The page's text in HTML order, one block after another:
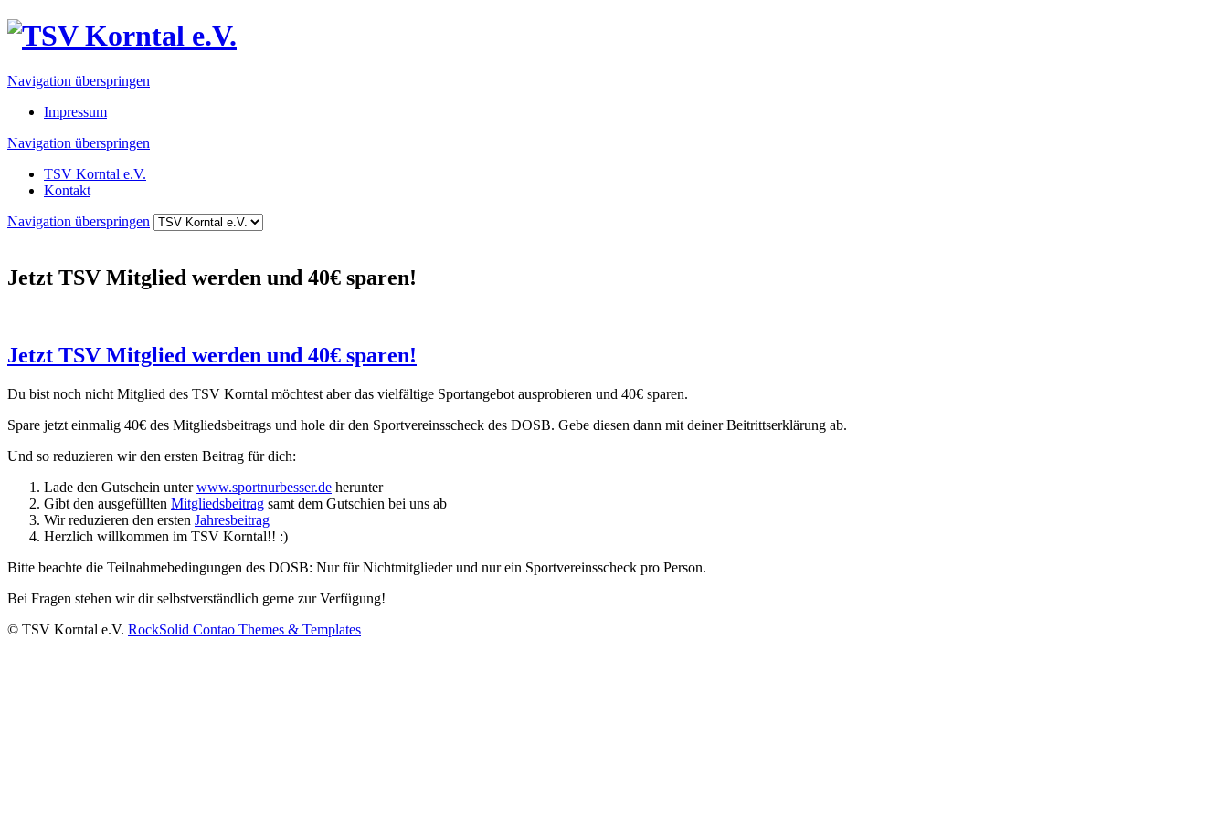
Navigation überspringen
Impressum
Navigation überspringen
TSV Korntal e.V.
Kontakt
Navigation überspringen
Jetzt TSV Mitglied werden und 40€ sparen!
Jetzt TSV Mitglied werden und 40€ sparen!
Du bist noch nicht Mitglied des TSV Korntal möchtest aber das vielfältige Sportangebot ausprobieren und 40€ sparen.
Spare jetzt einmalig 40€ des Mitgliedsbeitrags und hole dir den Sportvereinsscheck des DOSB. Gebe diesen dann mit deiner Beitrittserklärung ab.
Und so reduzieren wir den ersten Beitrag für dich:
Lade den Gutschein unterwww.sportnurbesser.de herunter
Gibt den ausgefüllten Mitgliedsbeitrag samt dem Gutschien bei uns ab
Wir reduzieren den ersten Jahresbeitrag
Herzlich willkommen im TSV Korntal!! :)
Bitte beachte die Teilnahmebedingungen des DOSB: Nur für Nichtmitglieder und nur ein Sportvereinsscheck pro Person.
Bei Fragen stehen wir dir selbstverständlich gerne zur Verfügung!
© TSV Korntal e.V. RockSolid Contao Themes & Templates